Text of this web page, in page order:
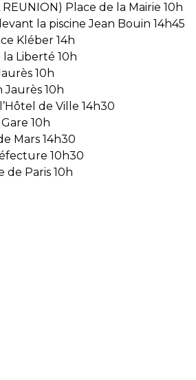
REUNION) Place de la Mairie 10h
la piscine Jean Bouin 14h45
Kléber 14h
Liberté 10h
10h
Jaurès 10h
de Ville 14h30
10h
Mars 14h30
10h30
de Paris 10h